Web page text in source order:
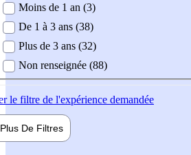
demandée
Moins de 1 an (3)
De 1 à 3 ans (38)
Plus de 3 ans (32)
Non renseignée (88)
le filtre de l'expérience demandée
Plus De Filtres